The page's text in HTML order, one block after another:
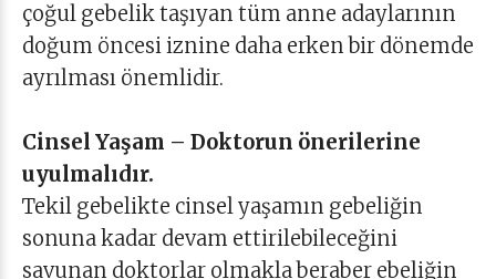
çoğul gebelik taşıyan tüm anne adaylarının
doğum öncesi iznine daha erken bir dönemde
ayrılması önemlidir.
Cinsel Yaşam – Doktorun önerilerine
uyulmalıdır.
Tekil gebelikte cinsel yaşamın gebeliğin
sonuna kadar devam ettirilebileceğini
savunan doktorlar olmakla beraber ebeliğin